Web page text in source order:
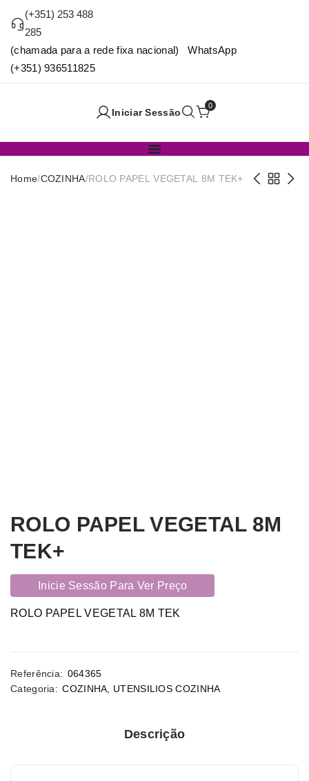
(+351) 253 488
285
(chamada para a rede fixa nacional) WhatsApp
(+351) 936511825
Iniciar Sessão
0
Home/COZINHA/ROLO PAPEL VEGETAL 8M TEK+
ROLO PAPEL VEGETAL 8M
TEK+
Inicie Sessão Para Ver Preço
ROLO PAPEL VEGETAL 8M TEK
Referência: 064365
Categoria: COZINHA UTENSILIOS COZINHA
Descrição